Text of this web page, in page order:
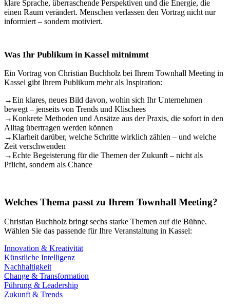
klare Sprache, überraschende Perspektiven und die Energie, die
einen Raum verändert. Menschen verlassen den Vortrag nicht nur
informiert – sondern motiviert.
Was Ihr Publikum in Kassel mitnimmt
Ein Vortrag von Christian Buchholz bei Ihrem Townhall Meeting in
Kassel gibt Ihrem Publikum mehr als Inspiration:
→Ein klares, neues Bild davon, wohin sich Ihr Unternehmen
bewegt – jenseits von Trends und Klischees
→Konkrete Methoden und Ansätze aus der Praxis, die sofort in den
Alltag übertragen werden können
→Klarheit darüber, welche Schritte wirklich zählen – und welche
Zeit verschwenden
→Echte Begeisterung für die Themen der Zukunft – nicht als
Pflicht, sondern als Chance
Welches Thema passt zu Ihrem Townhall Meeting?
Christian Buchholz bringt sechs starke Themen auf die Bühne.
Wählen Sie das passende für Ihre Veranstaltung in Kassel:
Innovation & Kreativität
Künstliche Intelligenz
Nachhaltigkeit
Change & Transformation
Führung & Leadership
Zukunft & Trends